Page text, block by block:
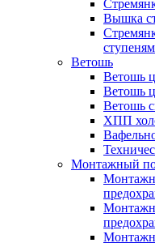
Вышка
Ветошь
Ветошь
Ветошь
Ветошь
ХПП
Монтажный